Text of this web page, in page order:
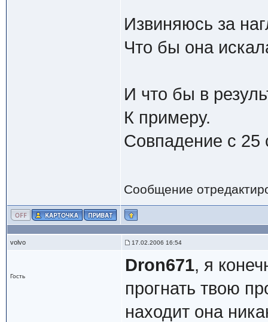
Извиняюсь за
Что бы она
И что бы в
К примеру.
Совпадение с 25
Сообщение
volvo 17.02.2006 16:54
Гость
Dron671, я
прогнать твою
находит она